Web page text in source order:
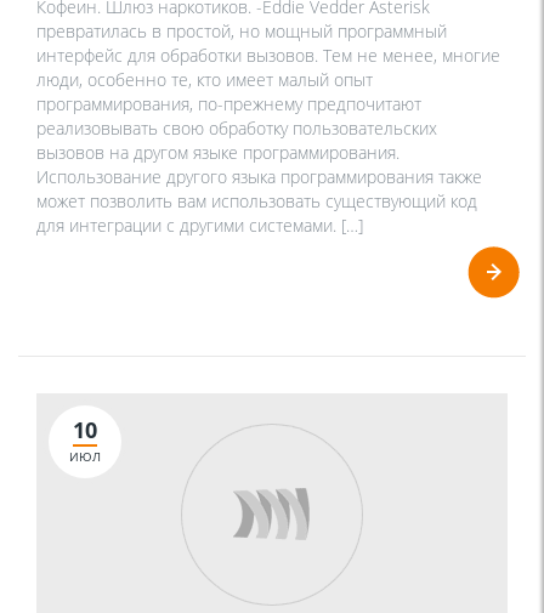
Кофеин. Шлюз наркотиков. -Eddie Vedder Asterisk
превратилась в простой, но мощный программный
интерфейс для обработки вызовов. Тем не менее, многие
люди, особенно те, кто имеет малый опыт
программирования, по-прежнему предпочитают
реализовывать свою обработку пользовательских
вызовов на другом языке программирования.
Использование другого языка программирования также
может позволить вам использовать существующий код
для интеграции с другими системами. […]
10
ИЮЛ